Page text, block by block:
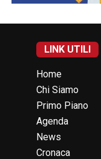
LINK UTILI
Home
Chi Siamo
Primo Piano
Agenda
News
Cronaca